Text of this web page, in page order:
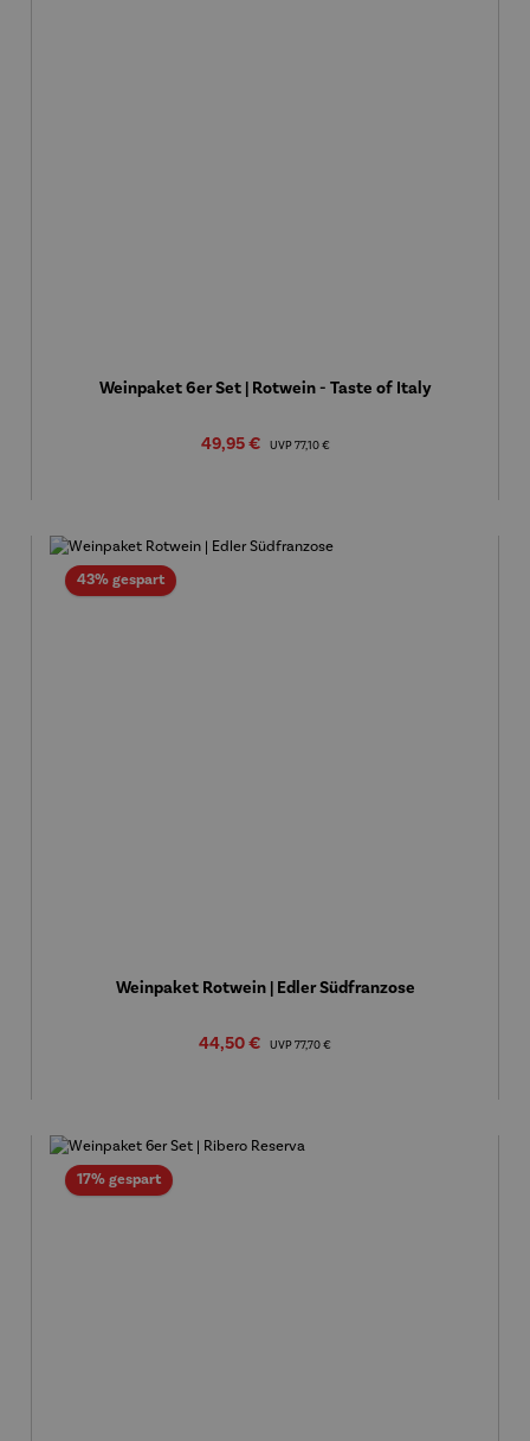
Weinpaket 6er Set | Rotwein - Taste of Italy
Verkaufspreis:
49,95 € UVPRegulärer Preis:
77,10 €
43% gespartRabatt
Weinpaket Rotwein | Edler Südfranzose
Verkaufspreis:
44,50 € UVPRegulärer Preis:
77,70 €
17% gespartRabatt